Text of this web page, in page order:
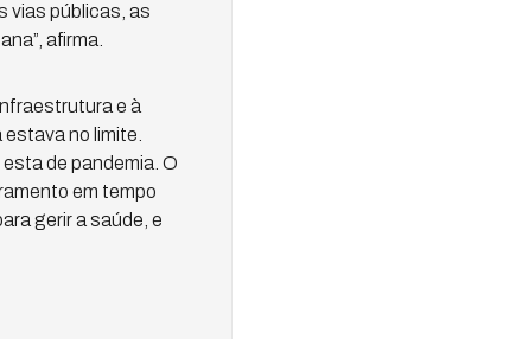
vias públicas, as
afirma.
e à
no limite.
de pandemia. O
em tempo
gerir a saúde, e